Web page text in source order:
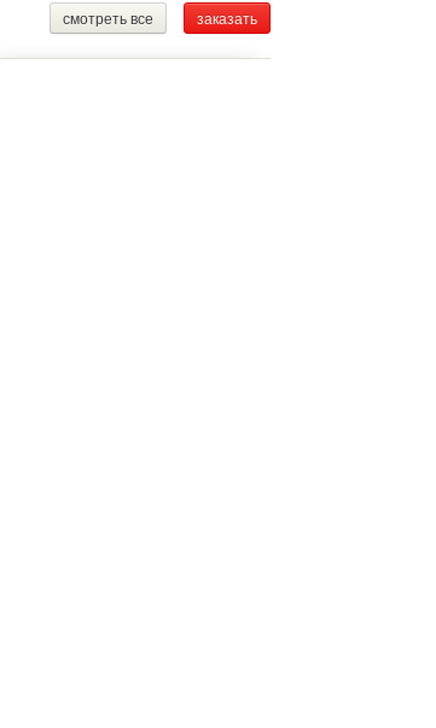
смотреть все заказать